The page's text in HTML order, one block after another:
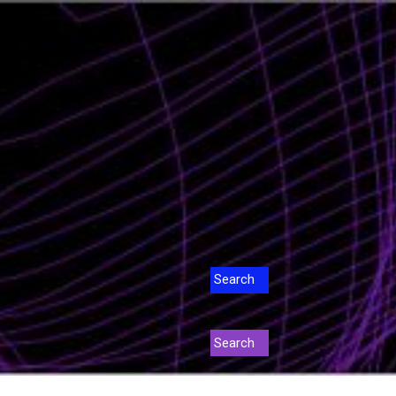
Search
Search
Интервју BIZBendovi